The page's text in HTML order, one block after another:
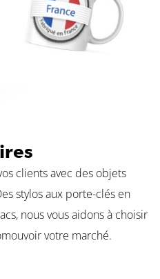
clients avec des objets
stylos aux porte-clés en
nous vous aidons à choisir
votre marché.